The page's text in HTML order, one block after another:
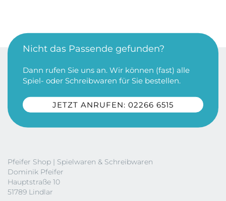
Nicht das Passende gefunden?
Dann rufen Sie uns an. Wir können (fast) alle
Spiel- oder Schreibwaren für Sie bestellen.
JETZT ANRUFEN: 02266 6515
Pfeifer Shop | Spielwaren & Schreibwaren
Dominik Pfeifer
Hauptstraße 10
51789 Lindlar